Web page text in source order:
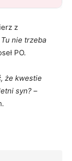
z
Tu nie trzeba
PO.
że kwestie
syn? –